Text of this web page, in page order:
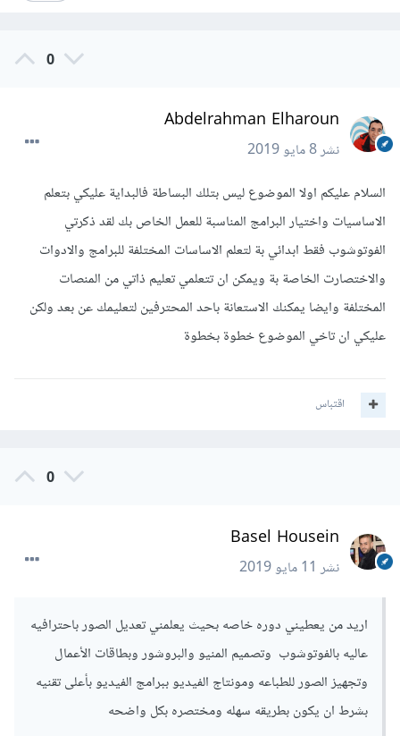
0
Abdelrahman Elharoun
نشر8 مايو 2019
السلام عليكم اولا الموضوع ليس بتلك البساطة فالبداية عليكي بتعلم
الاساسيات واختيار البرامج المناسبة للعمل الخاص بك لقد ذكرتي
الفوتوشوب فقط ابدائي بة لتعلم الاساسات المختلفة للبرامج والادوات
والاختصارت الخاصة بة ويمكن ان تتعلمي تعليم ذاتي من المنصات
المختلفة وايضا يمكنك الاستعانة باحد المحترفين لتعليمك عن بعد ولكن
عليكي ان تاخي الموضوع خطوة بخطوة
اقتباس
0
Basel Housein
نشر11 مايو 2019
اريد من يعطيني دوره خاصه بحيث يعلمني تعديل الصور باحترافيه
عاليه بالفوتوشوب وتصميم المنيو والبروشور وبطاقات الأعمال
وتجهيز الصور للطباعه ومونتاج الفيديو ببرامج الفيديو بأعلى تقنيه
بشرط ان يكون بطريقه سهله ومختصره بكل واضحه